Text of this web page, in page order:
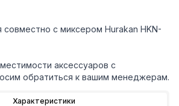
совместно с миксером Hurakan HKN-
аксессуаров с
обратиться к вашим менеджерам.
Характеристики